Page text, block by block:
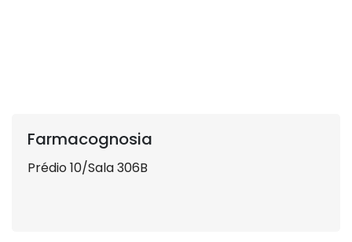
Farmacognosia
Prédio 10/Sala 306B